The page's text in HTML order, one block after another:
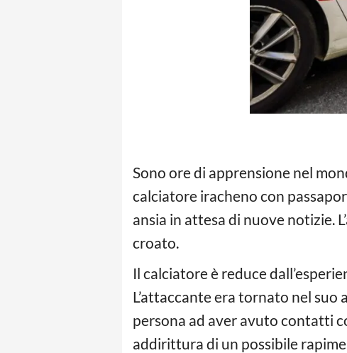
Sono ore di apprensione nel
calciatore iracheno con
ansia in attesa di nuove notizie.
croato.
Il calciatore è reduce
L’attaccante era tornato nel
persona ad aver avuto contatti
addirittura di un possibile